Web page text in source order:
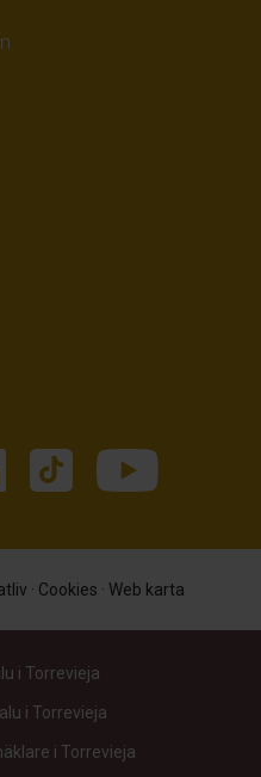
· Cookies · Web karta
i Torrevieja
i Torrevieja
i Torrevieja